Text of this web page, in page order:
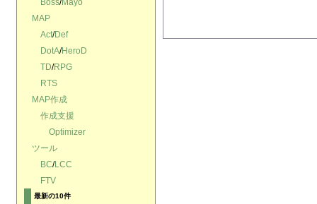
Boss/Mayo
MAP
Act/Def
DotA/HeroD
TD/RPG
RTS
MAP作成
作成支援
Optimizer
ツール
BC/LCC
FTV
最新の10件